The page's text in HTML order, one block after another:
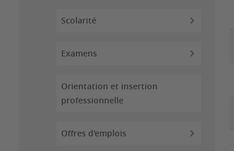
Scolarité
Examens
Orientation et insertion
professionnelle
Offres d'emplois